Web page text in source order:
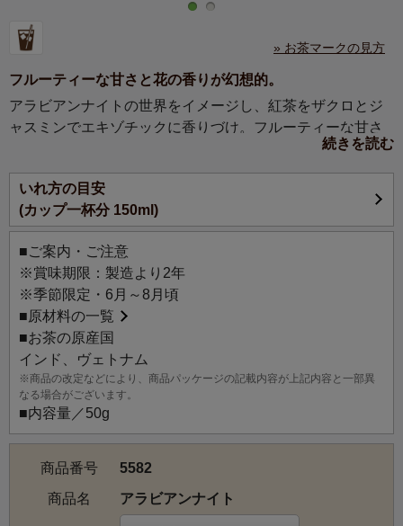
» お茶マークの見方
フルーティーな甘さと花の香りが幻想的。
アラビアンナイトの世界をイメージし、紅茶をザクロとジ
ャスミンでエキゾチックに香りづけ。フルーティーな甘さ
続きを読む
いれ方の目安
(カップ一杯分 150ml)
■ご案内・ご注意
※賞味期限：製造より2年
※季節限定・6月～8月頃
■原材料の一覧
■お茶の原産国
インド、ヴェトナム
※商品の改定などにより、商品パッケージの記載内容が上記内容と一部異
なる場合がございます。
■内容量／50g
商品番号
5582
商品名
アラビアンナイト